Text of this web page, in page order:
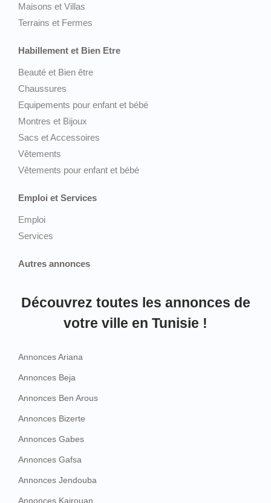
Maisons et Villas
Terrains et Fermes
Habillement et Bien Etre
Beauté et Bien être
Chaussures
Equipements pour enfant et bébé
Montres et Bijoux
Sacs et Accessoires
Vêtements
Vêtements pour enfant et bébé
Emploi et Services
Emploi
Services
Autres annonces
Découvrez toutes les annonces de
votre ville en Tunisie !
Annonces Ariana
Annonces Beja
Annonces Ben Arous
Annonces Bizerte
Annonces Gabes
Annonces Gafsa
Annonces Jendouba
Annonces Kairouan